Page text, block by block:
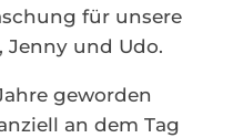
für unsere
Jenny und Udo.
geworden
an dem Tag